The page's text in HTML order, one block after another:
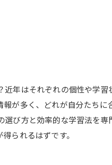
年はそれぞれの個性や学習
が多く、どれが自分たちに
び方と効率的な学習法を専
られるはずです。